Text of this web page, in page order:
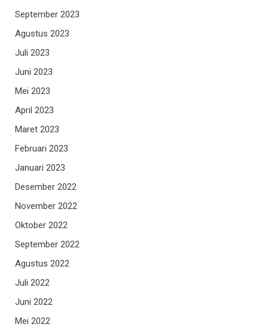
September 2023
Agustus 2023
Juli 2023
Juni 2023
Mei 2023
April 2023
Maret 2023
Februari 2023
Januari 2023
Desember 2022
November 2022
Oktober 2022
September 2022
Agustus 2022
Juli 2022
Juni 2022
Mei 2022